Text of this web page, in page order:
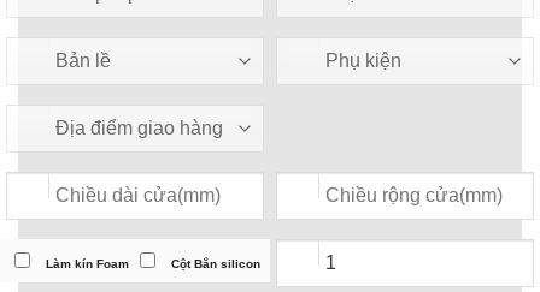
Làm kín Foam Cột Bắn silicon